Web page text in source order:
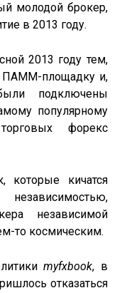
молодой брокер,
в 2013 году.
2013 году тем,
ПАММ-площадку и,
подключены
популярному
форекс
кичатся
независимой
то космическим.
myfxbook, в
отказаться